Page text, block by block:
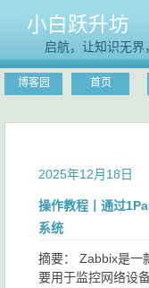
小白跃升坊
启航，让知识无界
博客园 首页
2025年12月18日
操作教程丨通过
系统
摘要： Zabbix是一
要用于监控网络设